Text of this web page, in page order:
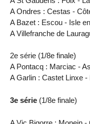
A Ondres : Cestas -
A Bazet : Escou - Isle
A Villefranche de
2e série (1/8e finale)
A Pontacq : Marciac -
A Garlin : Castet Linxe
3e série (1/8e finale)